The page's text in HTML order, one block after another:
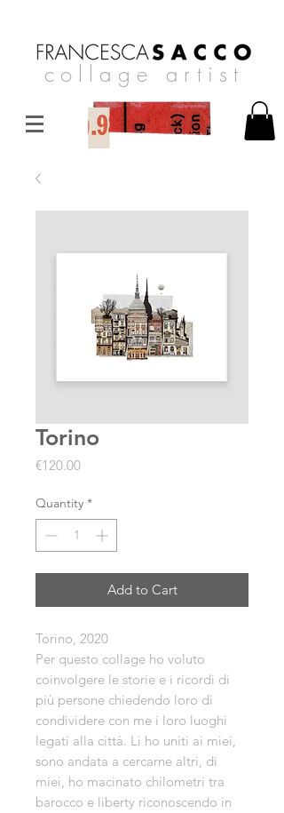
collage artist
Torino
€120.00Price
Quantity *
Add to Cart
Torino, 2020
Per questo collage ho voluto
coinvolgere le storie e i ricordi di
più persone chiedendo loro di
condividere con me i loro luoghi
legati alla città. Li ho uniti ai miei,
sono andata a cercarne altri, di
miei, ho macinato chilometri tra
barocco e liberty riconoscendo in